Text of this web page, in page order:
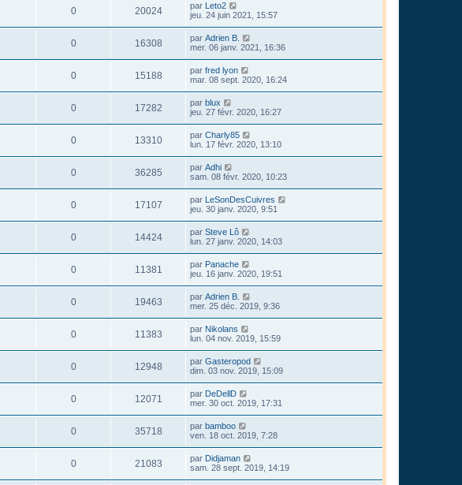
0 20024 par
Leto2
jeu. 24 juin 2021, 15:57
0 16308 par Adrien B.
mer. 06 janv. 2021, 16:36
0 15188 par fred lyon
mar. 08 sept. 2020, 16:24
0 17282 par blux
jeu. 27 févr. 2020, 16:27
0 13310 par Charly85
lun. 17 févr. 2020, 13:10
0 36285 par Adhi
sam. 08 févr. 2020, 10:23
0 17107 par
LeSonDesCuivres
jeu. 30 janv. 2020, 9:51
0 14424 par Steve Lô
lun. 27 janv. 2020, 14:03
0 11381 par Panache
jeu. 16 janv. 2020, 19:51
0 19463 par Adrien B.
mer. 25 déc. 2019, 9:36
0 11383 par Nikolans
lun. 04 nov. 2019, 15:59
0 12948 par Gasteropod
dim. 03 nov. 2019, 15:09
0 12071 par DeDellD
mer. 30 oct. 2019, 17:31
0 35718 par bamboo
ven. 18 oct. 2019, 7:28
0 21083 par Didjaman
sam. 28 sept. 2019, 14:19